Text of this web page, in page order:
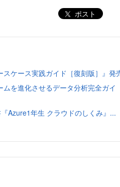
ポスト
ケース実践ガイド［復刻版］』発
を進化させるデータ分析完全ガイ
Azure1年生 クラウドのしくみ』...